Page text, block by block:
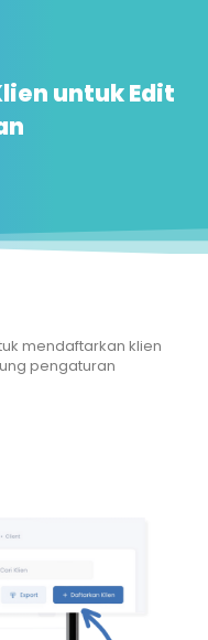
untuk Edit
mendaftarkan klien
pengaturan